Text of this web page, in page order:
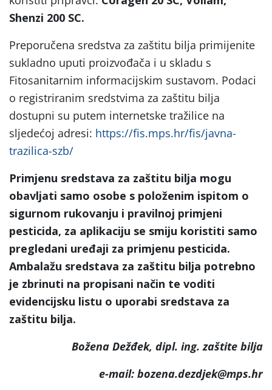
Shenzi 200 SC.
Preporučena sredstva za zaštitu bilja primijenite
sukladno uputi proizvođača i u skladu s
Fitosanitarnim informacijskim sustavom. Podaci
o registriranim sredstvima za zaštitu bilja
dostupni su putem internetske tražilice na
sljedećoj adresi: https://fis.mps.hr/fis/javna-
trazilica-szb/
Primjenu sredstava za zaštitu bilja mogu
obavljati samo osobe s položenim ispitom o
sigurnom rukovanju i pravilnoj primjeni
pesticida, za aplikaciju se smiju koristiti samo
pregledani uređaji za primjenu pesticida.
Ambalažu sredstava za zaštitu bilja potrebno
je zbrinuti na propisani način te voditi
evidencijsku listu o uporabi sredstava za
zaštitu bilja.
Božena Dežđek, dipl. ing. zaštite bilja
e-mail: bozena.dezdjek@mps.hr